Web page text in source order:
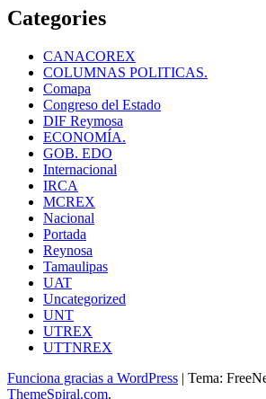
Categories
CANACOREX
COLUMNAS POLITICAS.
Comapa
Congreso del Estado
DIF Reymosa
ECONOMÍA.
GOB. EDO
Internacional
IRCA
MCREX
Nacional
Portada
Reynosa
Tamaulipas
UAT
Uncategorized
UNT
UTREX
UTTNREX
Funciona gracias a WordPress | Tema:
ThemeSpiral.com.